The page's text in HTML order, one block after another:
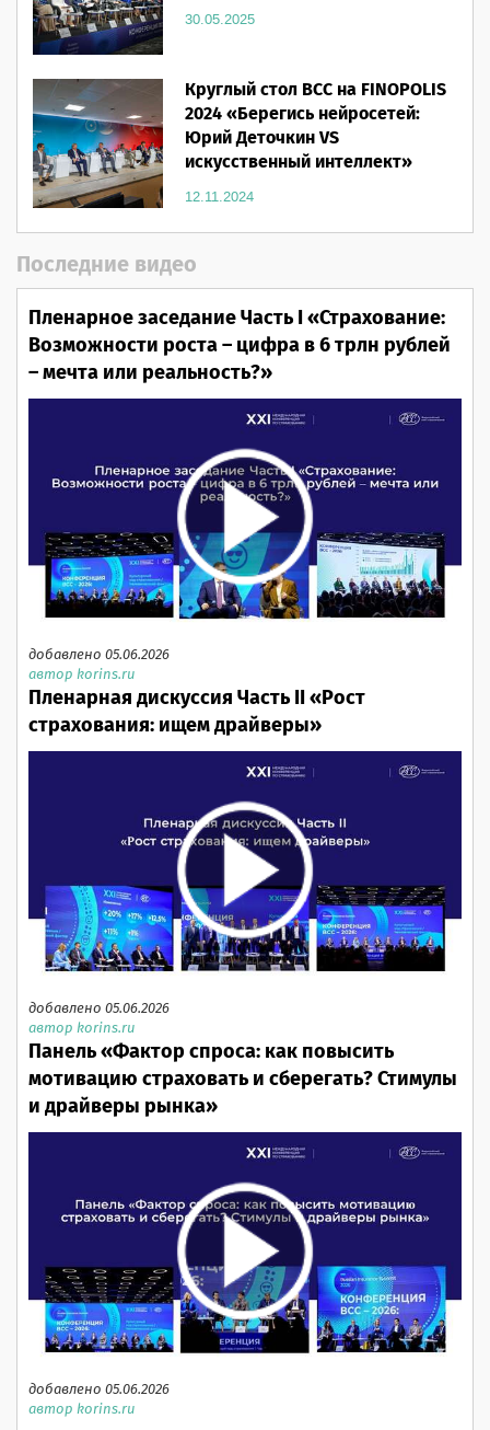
30.05.2025
Круглый стол ВСС на FINOPOLIS
2024 «Берегись нейросетей:
Юрий Деточкин VS
искусственный интеллект»
12.11.2024
Последние видео
Пленарное заседание Часть I «Страхование:
Возможности роста – цифра в 6 трлн рублей
– мечта или реальность?»
добавлено 05.06.2026
автор korins.ru
Пленарная дискуссия Часть II «Рост
страхования: ищем драйверы»
добавлено 05.06.2026
автор korins.ru
Панель «Фактор спроса: как повысить
мотивацию страховать и сберегать? Стимулы
и драйверы рынка»
добавлено 05.06.2026
автор korins.ru